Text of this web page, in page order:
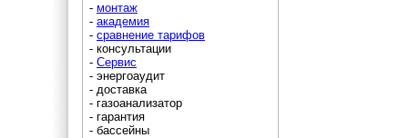
- монтаж
- академия
- сравнение тарифов
- консультации
- Сервис
- энергоаудит
- доставка
- газоанализатор
- гарантия
- бассейны